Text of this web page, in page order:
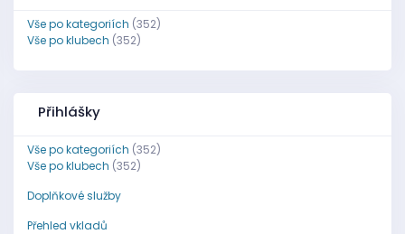
Vše po kategoriích (352)
Vše po klubech (352)
Přihlášky
Vše po kategoriích (352)
Vše po klubech (352)
Doplňkové služby
Přehled vkladů